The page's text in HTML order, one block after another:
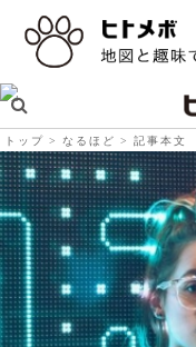
トップ なるほど 記事本文